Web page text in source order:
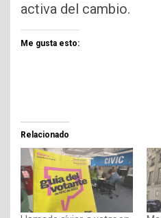
activa del cambio.
Me gusta esto:
Relacionado